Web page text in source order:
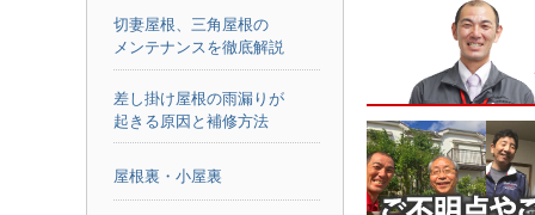
切妻屋根、三角屋根の
メンテナンスを徹底解説
差し掛け屋根の雨漏りが
起きる原因と補修方法
屋根裏・小屋裏